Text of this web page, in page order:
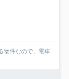
物件なので、電車